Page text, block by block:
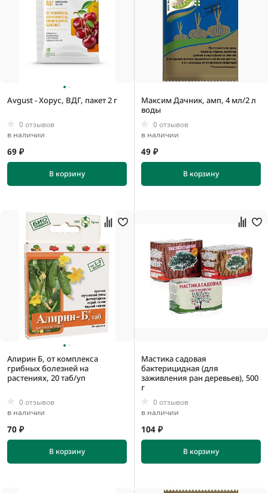
Avgust - Хорус, ВДГ, пакет 2 г
0 отзывов
в наличии
69 ₽
В корзину
Максим Дачник, амп, 4 мл/2 л
воды
0 отзывов
в наличии
49 ₽
В корзину
Алирин Б, от комплекса
грибных болезней на
растениях, 20 таб/уп
0 отзывов
в наличии
70 ₽
В корзину
Мастика садовая
бактерицидная (для
заживления ран деревьев), 500
г
0 отзывов
в наличии
104 ₽
В корзину